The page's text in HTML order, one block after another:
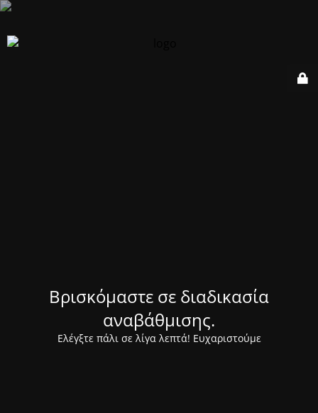
Βρισκόμαστε σε διαδικασία
αναβάθμισης.
Ελέγξτε πάλι σε λίγα λεπτά! Ευχαριστούμε